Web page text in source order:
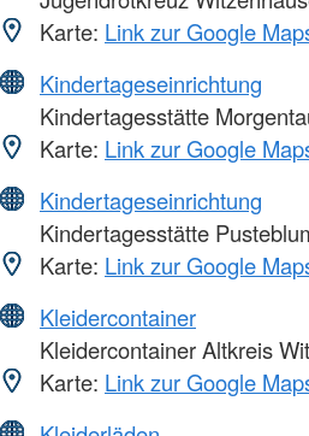
Karte: Link zur Google
Kindertageseinrichtung
Kindertagesstätte
Karte: Link zur Google
Kindertageseinrichtung
Kindertagesstätte
Karte: Link zur Google
Kleidercontainer
Kleidercontainer Altkreis
Karte: Link zur Google